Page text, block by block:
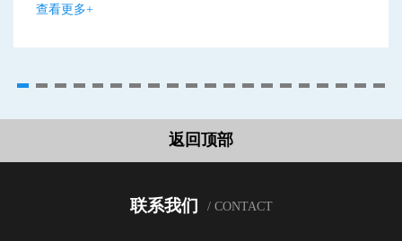
查看更多+
返回顶部
联系我们 / CONTACT